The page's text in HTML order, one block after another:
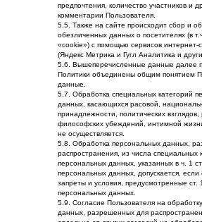
предпочтения, количество участников и
комментарии Пользователя.
5.5. Также на сайте происходит сбор и
обезличенных данных о посетителях (в
«cookie») с помощью сервисов интернет-
(Яндекс Метрика и Гугл Аналитика и
5.6. Вышеперечисленные данные далее
Политики объединены общим понятием
данные.
5.7. Обработка специальных категорий
данных, касающихся расовой,
принадлежности, политических
философских убеждений, интимной
не осуществляется.
5.8. Обработка персональных данных,
распространения, из числа специальных
персональных данных, указанных в ч. 1
персональных данных, допускается,
запреты и условия, предусмотренные ст.
персональных данных.
5.9. Согласие Пользователя на
данных, разрешенных для